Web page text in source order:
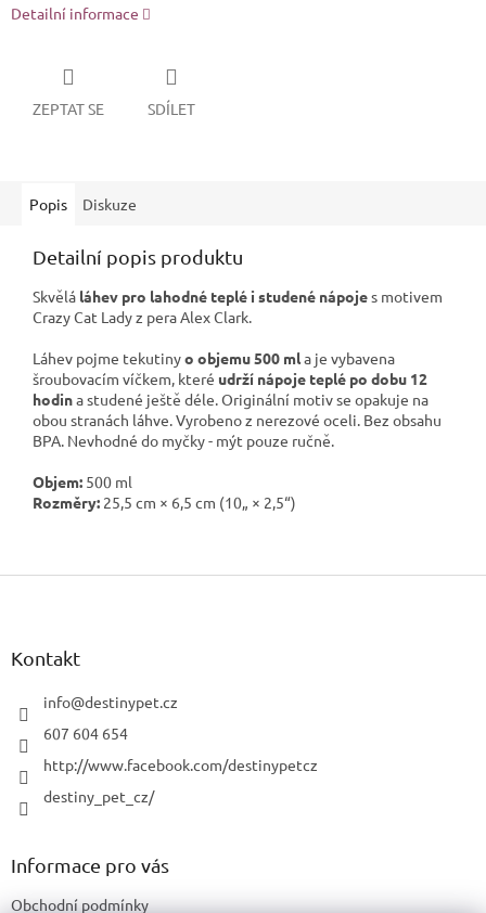
Detailní informace
ZEPTAT SE SDÍLET
Popis Diskuze
Detailní popis produktu
Skvělá láhev pro lahodné teplé i studené nápojes motivem
Crazy Cat Lady z pera Alex Clark.
Láhev pojme tekutinyo objemu 500 mla je vybavena
šroubovacím víčkem, které udrží nápoje teplé po dobu 12
hodina studené ještě déle. Originální motiv se opakuje na
obou stranách láhve. Vyrobeno z nerezové oceli. Bez obsahu
BPA. Nevhodné do myčky - mýt pouze ručně.
Objem: 500 ml
Rozměry: 25,5 cm × 6,5 cm (10„ × 2,5“)
Z
Kontakt
info@destinypet.cz
607 604 654
http://www.facebook.com/destinypetcz
destiny_pet_cz/
Informace pro vás
Obchodní podmínky